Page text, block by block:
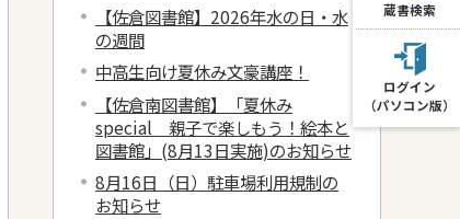
【佐倉図書館】2026年水の日・水
の週間
中高生向け夏休み文豪講座！
【佐倉南図書館】「夏休み
special 親子で楽しもう！絵本と
図書館」(8月13日実施)のお知らせ
8月16日（日）駐車場利用規制の
お知らせ
蔵書検索
ログイン
（パソコン版）